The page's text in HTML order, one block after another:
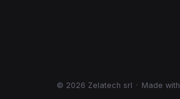
© 2026 Zelatech srl · Made with